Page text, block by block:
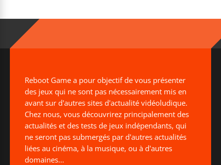
Reboot Game a pour objectif de vous présenter
des jeux qui ne sont pas nécessairement mis en
avant sur d'autres sites d'actualité vidéoludique.
Chez nous, vous découvrirez principalement des
actualités et des tests de jeux indépendants, qui
ne seront pas submergés par d'autres actualités
liées au cinéma, à la musique, ou à d'autres
domaines...